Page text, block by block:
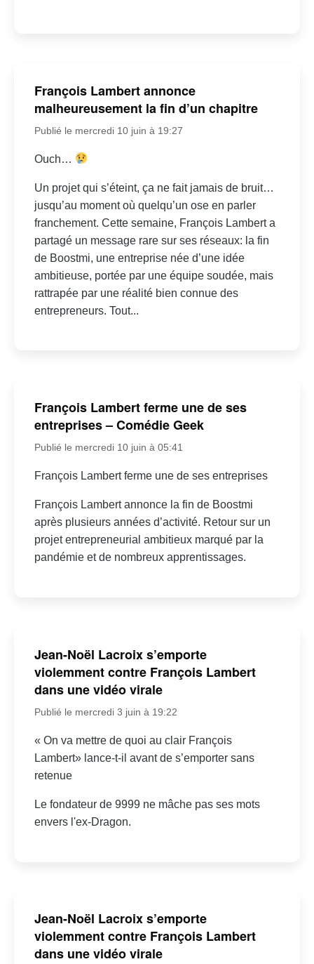
François Lambert annonce
malheureusement la fin d’un chapitre
Publié le mercredi 10 juin à 19:27
Ouch…
Un projet qui s’éteint, ça ne fait jamais de bruit…
jusqu’au moment où quelqu’un ose en parler
franchement. Cette semaine, François Lambert a
partagé un message rare sur ses réseaux: la fin
de Boostmi, une entreprise née d’une idée
ambitieuse, portée par une équipe soudée, mais
rattrapée par une réalité bien connue des
entrepreneurs. Tout...
François Lambert ferme une de ses
entreprises – Comédie Geek
Publié le mercredi 10 juin à 05:41
François Lambert ferme une de ses entreprises
François Lambert annonce la fin de Boostmi
après plusieurs années d’activité. Retour sur un
projet entrepreneurial ambitieux marqué par la
pandémie et de nombreux apprentissages.
Jean-Noël Lacroix s’emporte
violemment contre François Lambert
dans une vidéo virale
Publié le mercredi 3 juin à 19:22
« On va mettre de quoi au clair François
Lambert» lance-t-il avant de s’emporter sans
retenue
Le fondateur de 9999 ne mâche pas ses mots
envers l'ex-Dragon.
Jean-Noël Lacroix s’emporte
violemment contre François Lambert
dans une vidéo virale